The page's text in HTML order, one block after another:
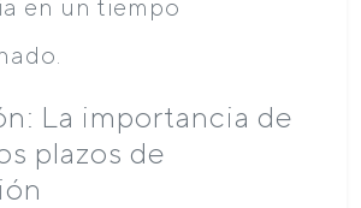
en un tiempo
La importancia de
plazos de